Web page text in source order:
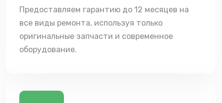
Предоставляем гарантию до 12 месяцев на
все виды ремонта, используя только
оригинальные запчасти и современное
оборудование.